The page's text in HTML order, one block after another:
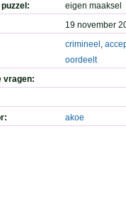
eigen maaksel
19 november
crimineel ,
oordeelt
vragen:
akoe